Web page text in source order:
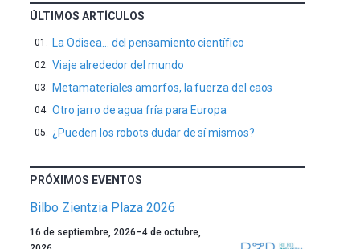
ÚLTIMOS ARTÍCULOS
La Odisea… del pensamiento científico
Viaje alrededor del mundo
Metamateriales amorfos, la fuerza del caos
Otro jarro de agua fría para Europa
¿Pueden los robots dudar de sí mismos?
PRÓXIMOS EVENTOS
Bilbo Zientzia Plaza 2026
Un
16 de septiembre, 2026–4 de octubre,